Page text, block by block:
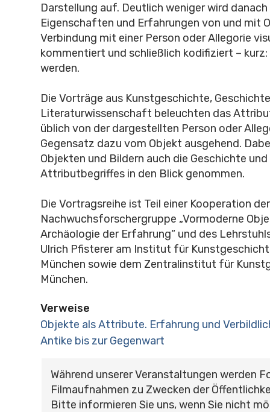
Darstellung auf. Deutlich weniger wird
Eigenschaften und Erfahrungen von und mit
Verbindung mit einer Person oder Allegorie
kommentiert und schließlich kodifiziert –
werden.
Die Vorträge aus Kunstgeschichte,
Literaturwissenschaft beleuchten das
üblich von der dargestellten Person oder
Gegensatz dazu vom Objekt ausgehend.
Objekten und Bildern auch die Geschichte
Attributbegriffes in den Blick genommen.
Die Vortragsreihe ist Teil einer Kooperation
Nachwuchsforschergruppe „Vormoderne
Archäologie der Erfahrung“ und des
Ulrich Pfisterer am Institut für
München sowie dem Zentralinstitut für
München.
Verweise
Objekte als Attribute. Erfahrung und
Antike bis zur Gegenwart
Während unserer Veranstaltungen werden
Filmaufnahmen zu Zwecken der
Bitte informieren Sie uns, wenn Sie nicht